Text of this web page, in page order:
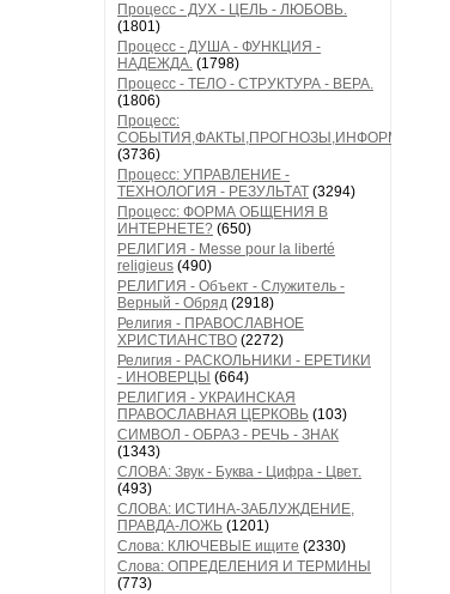
Процесс - ДУХ - ЦЕЛЬ - ЛЮБОВЬ.
(1801)
Процесс - ДУША - ФУНКЦИЯ -
НАДЕЖДА. (1798)
Процесс - ТЕЛО - СТРУКТУРА - ВЕРА.
(1806)
Процесс:
СОБЫТИЯ,ФАКТЫ,ПРОГНОЗЫ,ИНФОРМАЦИЯ
(3736)
Процесс: УПРАВЛЕНИЕ -
ТЕХНОЛОГИЯ - РЕЗУЛЬТАТ (3294)
Процесс: ФОРМА ОБЩЕНИЯ В
ИНТЕРНЕТЕ? (650)
РЕЛИГИЯ - Messe pour la liberté
religieus (490)
РЕЛИГИЯ - Объект - Служитель -
Верный - Обряд (2918)
Религия - ПРАВОСЛАВНОЕ
ХРИСТИАНСТВО (2272)
Религия - РАСКОЛЬНИКИ - ЕРЕТИКИ
- ИНОВЕРЦЫ (664)
РЕЛИГИЯ - УКРАИНСКАЯ
ПРАВОСЛАВНАЯ ЦЕРКОВЬ (103)
СИМВОЛ - ОБРАЗ - РЕЧЬ - ЗНАК
(1343)
СЛОВА: Звук - Буква - Цифра - Цвет.
(493)
СЛОВА: ИСТИНА-ЗАБЛУЖДЕНИЕ,
ПРАВДА-ЛОЖЬ (1201)
Слова: КЛЮЧЕВЫЕ ищите (2330)
Слова: ОПРЕДЕЛЕНИЯ И ТЕРМИНЫ
(773)